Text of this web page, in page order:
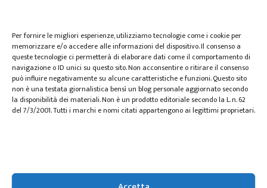
Per fornire le migliori esperienze, utilizziamo tecnologie come i cookie per
memorizzare e/o accedere alle informazioni del dispositivo. Il consenso a
queste tecnologie ci permetterà di elaborare dati come il comportamento di
navigazione o ID unici su questo sito. Non acconsentire o ritirare il consenso
può influire negativamente su alcune caratteristiche e funzioni. Questo sito
non è una testata giornalistica bensì un blog personale aggiornato secondo
la disponibilità dei materiali. Non è un prodotto editoriale secondo la L. n. 62
del 7/3/2001. Tutti i marchi e nomi citati appartengono ai legittimi proprietari.
Zspace.it